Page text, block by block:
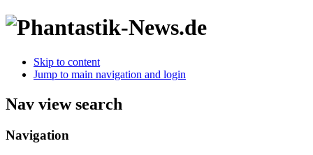
Skip to content
Jump to main navigation and login
Nav view search
Navigation